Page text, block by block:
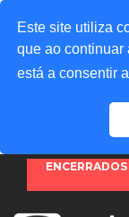
Este site utiliza
que ao continuar
está a consentir